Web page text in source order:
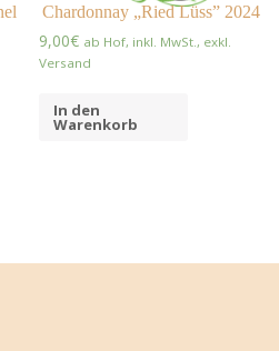
Chardonnay „Ried Lüss” 2024
9,00€ ab Hof, inkl. MwSt., exkl.
Versand
In den
Warenkorb